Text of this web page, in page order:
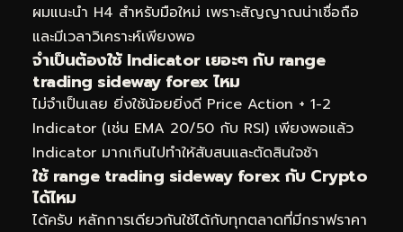
ผมแนะนำ H4 สำหรับมือใหม่ เพราะสัญญาณน่าเชื่อถือ
และมีเวลาวิเคราะห์เพียงพอ
จำเป็นต้องใช้ Indicator เยอะๆ กับ range
trading sideway forex ไหม
ไม่จำเป็นเลย ยิ่งใช้น้อยยิ่งดี Price Action + 1-2
Indicator (เช่น EMA 20/50 กับ RSI) เพียงพอแล้ว
Indicator มากเกินไปทำให้สับสนและตัดสินใจช้า
ใช้ range trading sideway forex กับ Crypto
ได้ไหม
ได้ครับ หลักการเดียวกันใช้ได้กับทุกตลาดที่มีกราฟราคา